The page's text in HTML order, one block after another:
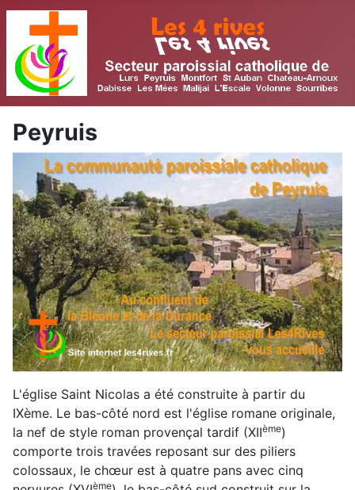
Peyruis
L'église Saint Nicolas a été construite à partir du
IXème. Le bas-côté nord est l'église romane originale,
la nef de style roman provençal tardif (XIIème)
comporte trois travées reposant sur des piliers
colossaux, le chœur est à quatre pans avec cinq
ème